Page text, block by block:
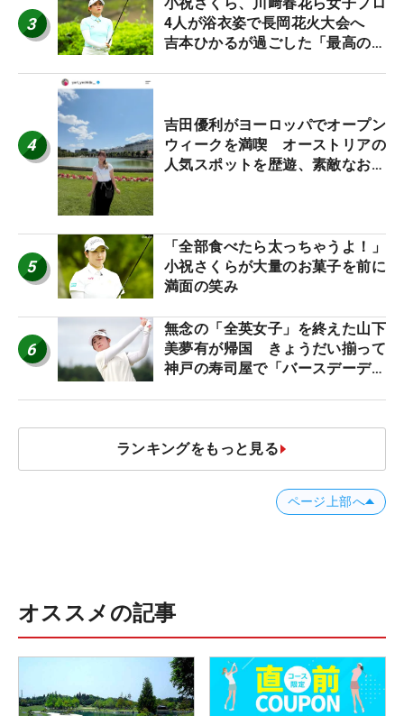
3
4人が浴衣姿で長岡花火大会へ
吉本ひかるが過ごした「最高の夏
4
吉田優利がヨーロッパでオープン
ウィークを満喫 オーストリアの
人気スポットを歴遊、素敵なお土
5
「全部食べたら太っちゃうよ！」
小祝さくらが大量のお菓子を前に
満面の笑み
6
無念の「全英女子」を終えた山下
美夢有が帰国 きょうだい揃って
神戸の寿司屋で「バースデーディ
ランキングをもっと見る
ページ上部へ
オススメの記事